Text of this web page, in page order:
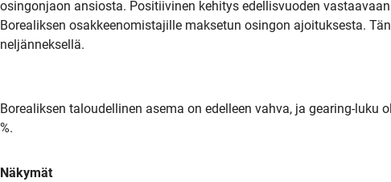
osingonjaon ansiosta. Positiivinen kehitys edellisvuoden
Borealiksen osakkeenomistajille maksetun osingon ajoituksesta.
neljänneksellä.
Borealiksen taloudellinen asema on edelleen vahva, ja gearing-luku
%.
Näkymät